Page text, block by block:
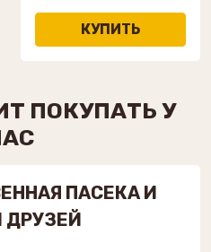
ПОКУПАТЬ У
ПАСЕКА И
ДРУЗЕЙ